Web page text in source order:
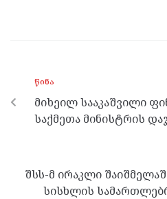
o
o
k
er m p
p
ᲬᲘᲜᲐ
მიხეილ სააკაშვილი
საქმეთა მინისტრის
შსს-მ ირაკლი
სისხლის